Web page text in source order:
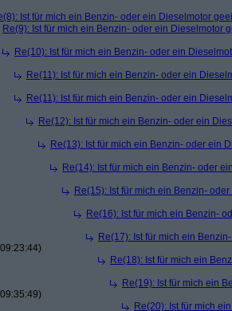
Ist für mich ein Benzin- oder ein Dieselmotor
Re(9): Ist für mich ein Benzin- oder ein Dieselmotor
Re(10): Ist für mich ein Benzin- oder ein
Re(11): Ist für mich ein Benzin- oder ein
Re(11): Ist für mich ein Benzin- oder ein
Re(12): Ist für mich ein Benzin- oder ein
Re(13): Ist für mich ein Benzin- oder ein
Re(14): Ist für mich ein Benzin- oder
Re(15): Ist für mich ein Benzin-
Re(16): Ist für mich ein Benzin-
Re(17): Ist für mich ein
Re(18): Ist für mich ein
Re(19): Ist für mich ein
Re(20): Ist für mich